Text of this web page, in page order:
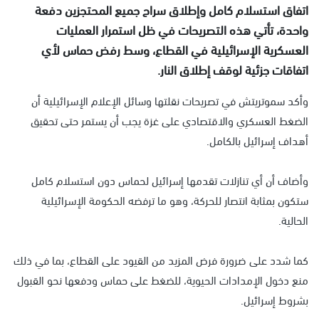
اتفاق استسلام كامل وإطلاق سراح جميع المحتجزين دفعة
واحدة، تأتي هذه التصريحات في ظل استمرار العمليات
العسكرية الإسرائيلية في القطاع، وسط رفض حماس لأي
اتفاقات جزئية لوقف إطلاق النار.
وأكد سموتريتش في تصريحات نقلتها وسائل الإعلام الإسرائيلية أن
الضغط العسكري والاقتصادي على غزة يجب أن يستمر حتى تحقيق
أهداف إسرائيل بالكامل.
وأضاف أن أي تنازلات تقدمها إسرائيل لحماس دون استسلام كامل
ستكون بمثابة انتصار للحركة، وهو ما ترفضه الحكومة الإسرائيلية
الحالية.
كما شدد على ضرورة فرض المزيد من القيود على القطاع، بما في ذلك
منع دخول الإمدادات الحيوية، للضغط على حماس ودفعها نحو القبول
بشروط إسرائيل.